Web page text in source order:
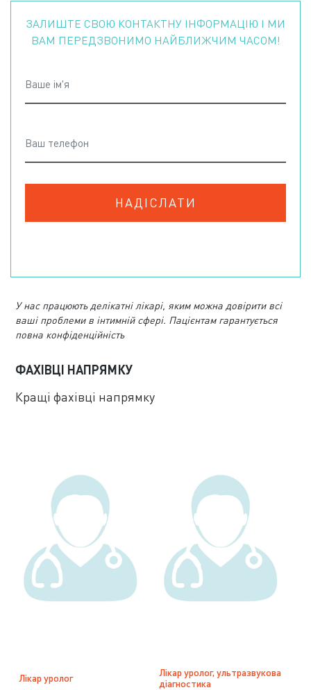
ЗАЛИШТЕ СВОЮ КОНТАКТНУ ІНФОРМАЦІЮ І МИ
ВАМ ПЕРЕДЗВОНИМО НАЙБЛИЖЧИМ ЧАСОМ!
У нас працюють делікатні лікарі, яким можна довірити всі
ваші проблеми в інтимній сфері. Пацієнтам гарантується
повна конфіденційність
ФАХІВЦІ НАПРЯМКУ
Кращі фахівці напрямку
Лікар уролог
Лікар уролог, ультразвукова
діагностика